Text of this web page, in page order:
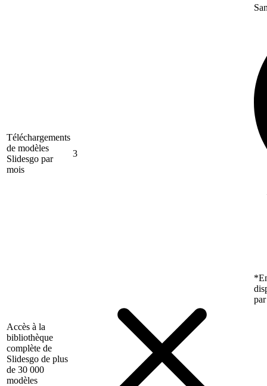
Téléchargements
de modèles
Slidesgo par
mois
3
Accès à la
bibliothèque
complète de
Slidesgo de plus
de 30 000
modèles